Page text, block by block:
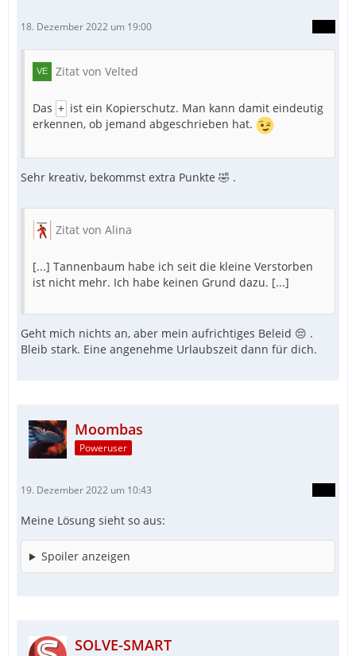
18. Dezember 2022 um 19:00
Zitat von Velted
Das + ist ein Kopierschutz. Man kann damit eindeutig
erkennen, ob jemand abgeschrieben hat.
Sehr kreativ, bekommst extra Punkte 🤣 .
Zitat von Alina
[...] Tannenbaum habe ich seit die kleine Verstorben
ist nicht mehr. Ich habe keinen Grund dazu. [...]
Geht mich nichts an, aber mein aufrichtiges Beleid 😔 .
Bleib stark. Eine angenehme Urlaubszeit dann für dich.
Moombas
Poweruser
19. Dezember 2022 um 10:43
Meine Lösung sieht so aus:
Spoiler anzeigen
SOLVE-SMART